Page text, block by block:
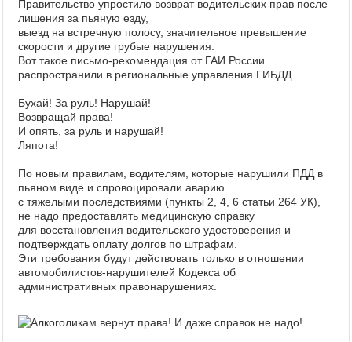
Видеотоп
Правительство упростило возврат водительских прав после
лишения за пьяную езду,
выезд на встречную полосу, значительное превышение
скорости и другие грубые нарушения.
Вот такое письмо-рекомендация от ГАИ России
распространили в региональные управления ГИБДД.
Бухай! За руль! Нарушай!
Возвращай права!
И опять, за руль и нарушай!
Ляпота!
По новым правилам, водителям, которые нарушили ПДД в
пьяном виде и спровоцировали аварию
с тяжелыми последствиями (пункты 2, 4, 6 статьи 264 УК),
не надо предоставлять медицинскую справку
для восстановления водительского удостоверения и
подтверждать оплату долгов по штрафам.
Эти требования будут действовать только в отношении
автомобилистов-нарушителей Кодекса об
административных правонарушениях.